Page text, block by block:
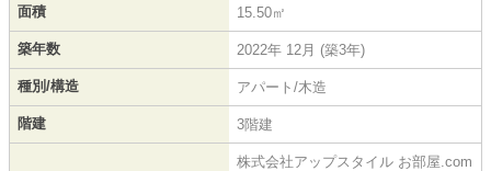
面積 15.50㎡
築年数 2022年 12月 (築3年)
種別/構造 アパート/木造
階建 3階建
株式会社アップスタイル お部屋.com